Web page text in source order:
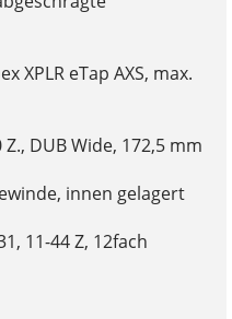
XPLR eTap AXS, max.
DUB Wide, 172,5 mm
innen gelagert
11-44 Z, 12fach